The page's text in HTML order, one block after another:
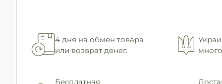
4 дня на обмен товара
или возврат денег.
Бесплатная